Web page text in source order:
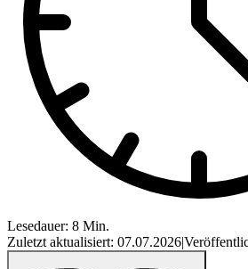
Lesedauer: 8 Min.
Zuletzt aktualisiert: 07.07.2026|